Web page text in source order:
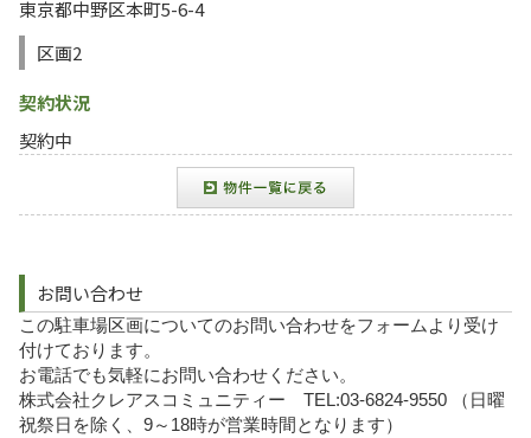
東京都中野区本町5-6-4
区画2
契約状況
契約中
お問い合わせ